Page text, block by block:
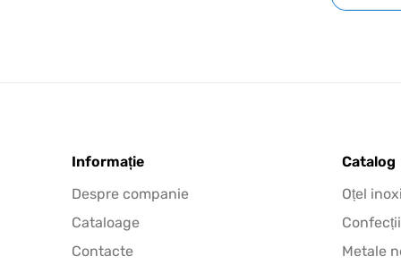
Informație
Despre companie
Cataloage
Contacte
Catalog
Oțel
Confecții
Metale